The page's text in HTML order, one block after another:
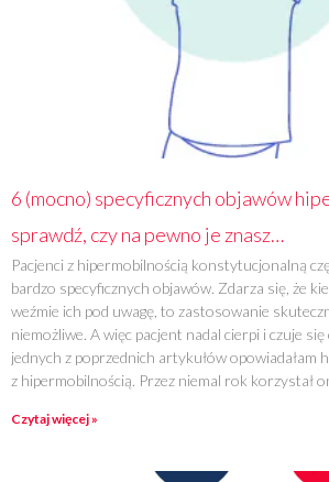
6 (mocno) specyficznych objawów
sprawdź, czy na pewno je znasz…
Pacjenci z hipermobilnością konstytucjonalną
bardzo specyficznych objawów. Zdarza się, że
weźmie ich pod uwagę, to zastosowanie
niemożliwe. A więc pacjent nadal cierpi i czuje
jednych z poprzednich artykułów opowiadałam
z hipermobilnością. Przez niemal rok korzystał
Czytaj więcej »